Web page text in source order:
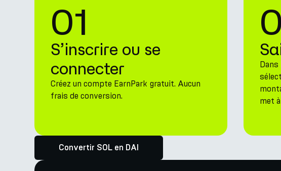
01
S’inscrire ou se
connecter
Créez un compte EarnPark gratuit. Aucun
frais de conversion.
met
Convertir SOL en DAI